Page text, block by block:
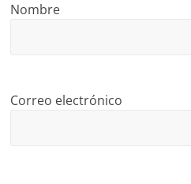
Nombre
Correo electrónico